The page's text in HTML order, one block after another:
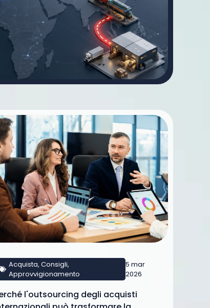
Acquista, Consigli,
Approvvigionamento
5 mar
2026
l'outsourcing degli acquisti